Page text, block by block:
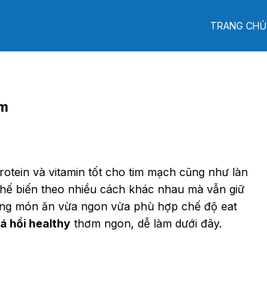
TRANG CHỦ
và vitamin tốt cho tim mạch cũng như làn
biến theo nhiều cách khác nhau mà vẫn giữ
món ăn vừa ngon vừa phù hợp chế độ eat
hồi healthy thơm ngon, dễ làm dưới đây.